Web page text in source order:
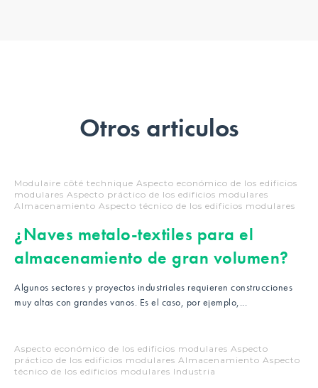
Otros articulos
Modulaire côté technique Aspecto económico de los edificios
modulares Aspecto práctico de los edificios modulares
Almacenamiento Aspecto técnico de los edificios modulares
¿Naves metalo-textiles para el
almacenamiento de gran volumen?
Algunos sectores y proyectos industriales requieren construcciones
muy altas con grandes vanos. Es el caso, por ejemplo,...
Aspecto económico de los edificios modulares Aspecto
práctico de los edificios modulares Almacenamiento Aspecto
técnico de los edificios modulares Industria